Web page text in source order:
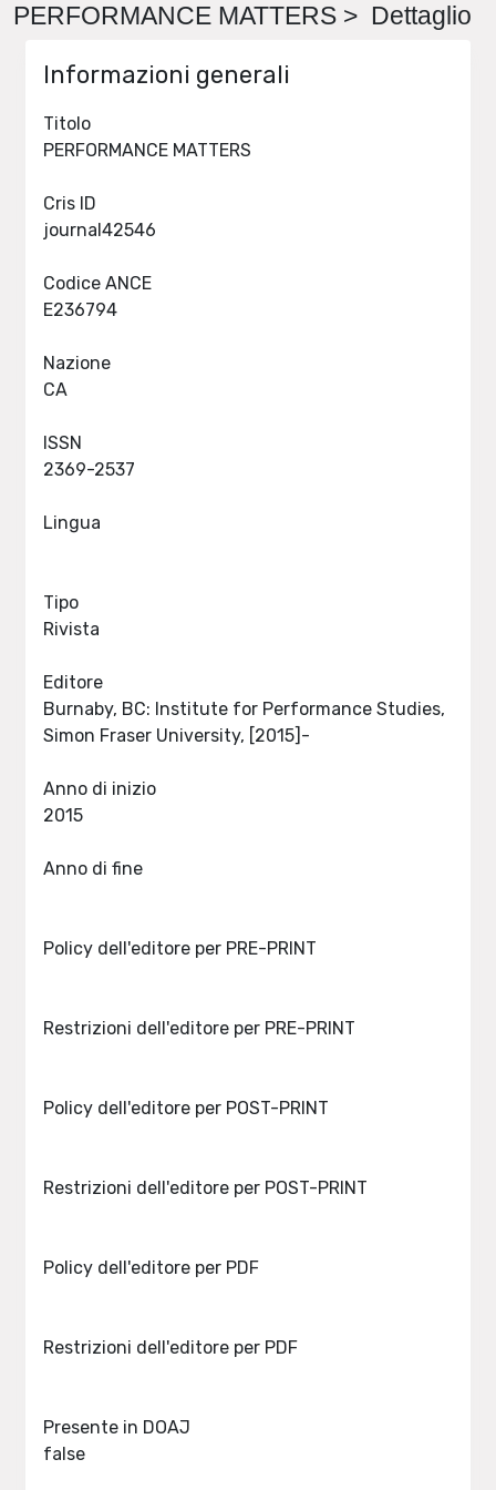
PERFORMANCE MATTERS > Dettaglio
Informazioni generali
Titolo
Cris ID
Codice ANCE
Nazione
ISSN
Lingua
Tipo
Rivista
Editore
Burnaby, BC: Institute for Performance Studies,
Anno di inizio
Anno di fine
Policy dell'editore per PRE-PRINT
Restrizioni dell'editore per PRE-PRINT
Policy dell'editore per POST-PRINT
Restrizioni dell'editore per POST-PRINT
Policy dell'editore per PDF
Restrizioni dell'editore per PDF
Presente in DOAJ